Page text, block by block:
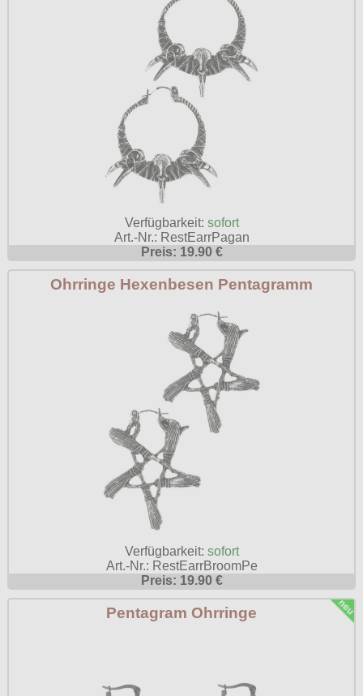
Verfügbarkeit: sofort
Art.-Nr.: RestEarrPagan
Preis: 19.90 €
Ohrringe Hexenbesen Pentagramm
Verfügbarkeit: sofort
Art.-Nr.: RestEarrBroomPe
Preis: 19.90 €
Pentagram Ohrringe